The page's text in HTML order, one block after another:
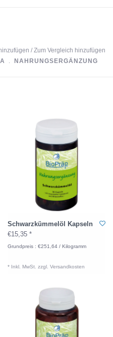
/ Zum Vergleich hinzufügen
﹒ NAHRUNGSERGÄNZUNG
Schwarzkümmelöl Kapseln
€15,35 *
Grundpreis : €251,64 / Kilogramm
* Inkl. MwSt. zzgl. Versandkosten